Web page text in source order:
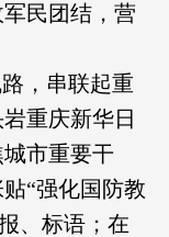
民团结，营
，串联起重
重庆新华日
市重要干
“强化国防教
、标语；在